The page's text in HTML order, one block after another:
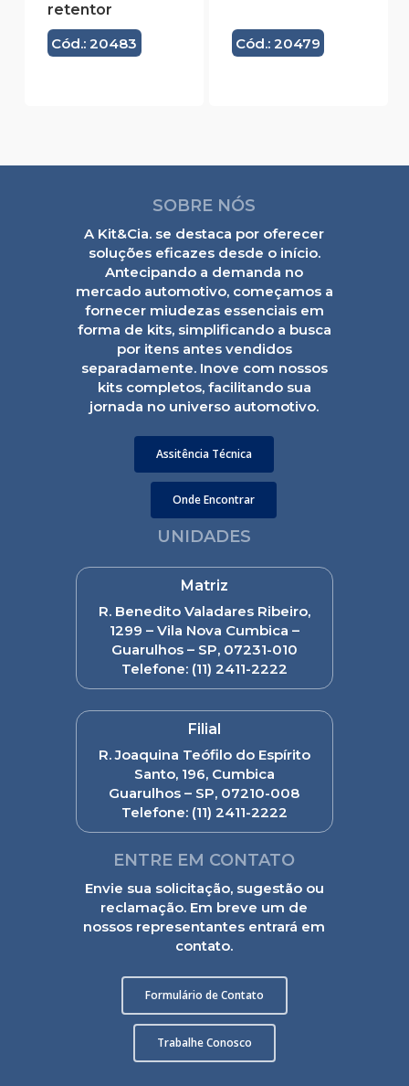
retentor
Cód.: 20483
Cód.: 20479
SOBRE NÓS
A Kit&Cia. se destaca por oferecer
soluções eficazes desde o início.
Antecipando a demanda no
mercado automotivo, começamos a
fornecer miudezas essenciais em
forma de kits, simplificando a busca
por itens antes vendidos
separadamente. Inove com nossos
kits completos, facilitando sua
jornada no universo automotivo.
Assitência Técnica
Onde Encontrar
UNIDADES
Matriz
R. Benedito Valadares Ribeiro,
1299 – Vila Nova Cumbica –
Guarulhos – SP, 07231-010
Telefone: (11) 2411-2222
Filial
R. Joaquina Teófilo do Espírito
Santo, 196, Cumbica
Guarulhos – SP, 07210-008
Telefone:(11) 2411-2222
ENTRE EM CONTATO
Envie sua solicitação, sugestão ou
reclamação. Em breve um de
nossos representantes entrará em
contato.
Formulário de Contato
Trabalhe Conosco